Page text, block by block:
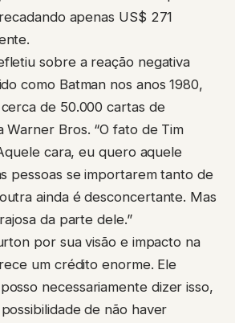
apenas US$ 271
sobre a reação negativa
como Batman nos anos 1980,
de 50.000 cartas de
Warner Bros. “O fato de Tim
cara, eu quero aquele
pessoas se importarem tanto de
ainda é desconcertante. Mas
da parte dele.”
por sua visão e impacto na
um crédito enorme. Ele
necessariamente dizer isso,
de não haver